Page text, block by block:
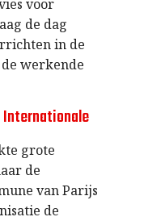
voor
de dag
in de
werkende
Internationale
grote
de
van Parijs
de